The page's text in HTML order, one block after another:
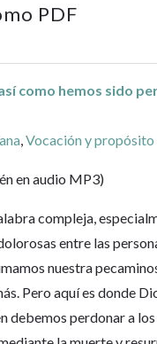
PDF
como hemos sido
,Vocación y propósito
en audio MP3)
compleja,
entre las
nuestra
Pero aquí es donde
debemos perdonar a